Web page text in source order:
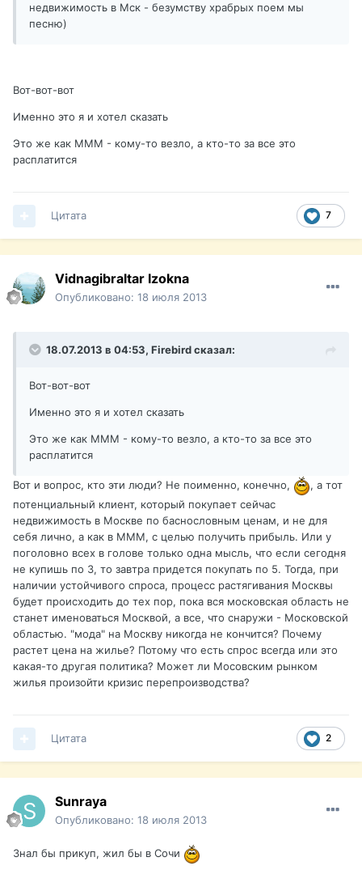
недвижимость в Мск - безумству храбрых поем мы
песню)
Вот-вот-вот
Именно это я и хотел сказать
Это же как МММ - кому-то везло, а кто-то за все это
расплатится
7
Цитата
Vidnagibraltar Izokna
Опубликовано: 18 июля 2013
18.07.2013 в 04:53, Firebird сказал:
Вот-вот-вот
Именно это я и хотел сказать
Это же как МММ - кому-то везло, а кто-то за все это
расплатится
Вот и вопрос, кто эти люди? Не поименно, конечно,
, а тот
потенциальный клиент, который покупает сейчас
недвижимость в Москве по баснословным ценам, и не для
себя лично, а как в МММ, с целью получить прибыль. Или у
поголовно всех в голове только одна мысль, что если сегодня
не купишь по 3, то завтра придется покупать по 5. Тогда, при
наличии устойчивого спроса, процесс растягивания Москвы
будет происходить до тех пор, пока вся московская область не
станет именоваться Москвой, а все, что снаружи - Московской
областью. "мода" на Москву никогда не кончится? Почему
растет цена на жилье? Потому что есть спрос всегда или это
какая-то другая политика? Может ли Мосовским рынком
жилья произойти кризис перепроизводства?
2
Цитата
Sunraya
Опубликовано: 18 июля 2013
Знал бы прикуп, жил бы в Сочи